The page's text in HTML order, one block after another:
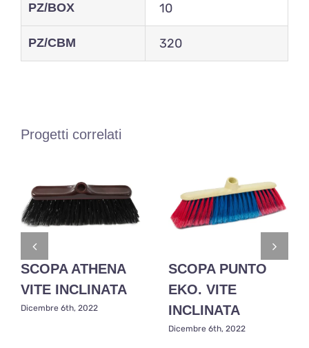
PZ/BOX 10
PZ/CBM 320
Progetti correlati
SCOPA ATHENA
VITE INCLINATA
Dicembre 6th, 2022
SCOPA PUNTO
EKO. VITE
INCLINATA
Dicembre 6th, 2022